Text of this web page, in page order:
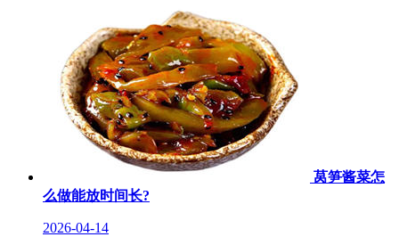
莴笋酱菜怎
么做能放时间长?
2026-04-14